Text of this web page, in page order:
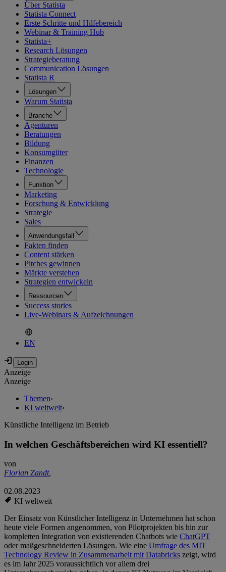
Über Statista
Statista Connect
Erste Schritte und Hilfebereich
Webinar & Training Hub
Statista+
Research Lösungen
Strategieberatung
Communication Lösungen
Statista R
Lösungen
Warum Statista
Branche
Agenturen
Beratungen
Bildung
Konsumgüter
Finanzen
Technologie
Funktion
Marketing
Forschung & Entwicklung
Strategie
Sales
Anwendungsfall
Fakten finden
Content stärken
Pitches gewinnen
Märkte verstehen
Strategien entwickeln
Ressourcen
Success stories
Live-Webinars & Aufzeichnungen
EN
Anzeige
Anzeige
Themen›
KI weltweit›
Künstliche Intelligenz im Betrieb
In welchen Geschäftsbereichen wird KI essentiell?
von
Florian Zandt,
02.08.2023
KI weltweit
Der Einsatz von Künstlicher Intelligenz in Unternehmen hat schon
heute viele Formen angenommen, von Pilotprojekten bis hin zur
kompletten Integration von existierenden Chatbots wie ChatGPT
oder maßgeschneiderten Lösungen. Wie eine Umfrage des MIT
Technology Review in Zusammenarbeit mit Databricks zeigt, wird
es im Jahr 2025 voraussichtlich vor allem drei